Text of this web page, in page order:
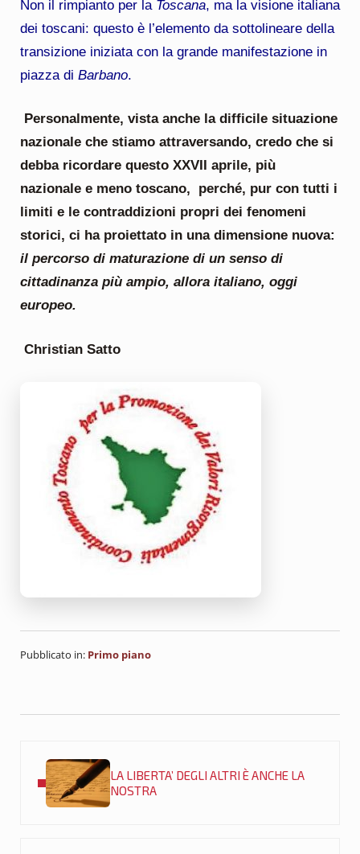
Non il rimpianto per la Toscana, ma la visione italiana
dei toscani: questo è l’elemento da sottolineare della
transizione iniziata con la grande manifestazione in
piazza di Barbano.
Personalmente, vista anche la difficile situazione
nazionale che stiamo attraversando, credo che si
debba ricordare questo XXVII aprile, più
nazionale e meno toscano, perché, pur con tutti i
limiti e le contraddizioni propri dei fenomeni
storici, ci ha proiettato in una dimensione nuova:
il percorso di maturazione di un senso di
cittadinanza più ampio, allora italiano, oggi
europeo.
Christian Satto
Pubblicato in: Primo piano
LA LIBERTA’ DEGLI ALTRI È ANCHE LA
NOSTRA